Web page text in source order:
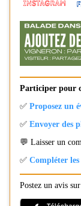
Participer pour
✅ Proposez un
✅ Envoyer des
💬 Laisser un
✅ Compléter
Postez un avis